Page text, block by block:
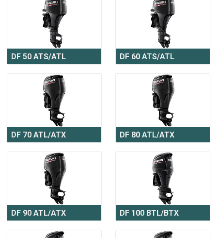
DF 50 ATS/ATL DF 60 ATS/ATL
DF 70 ATL/ATX DF 80 ATL/ATX
DF 90 ATL/ATX DF 100 BTL/BTX